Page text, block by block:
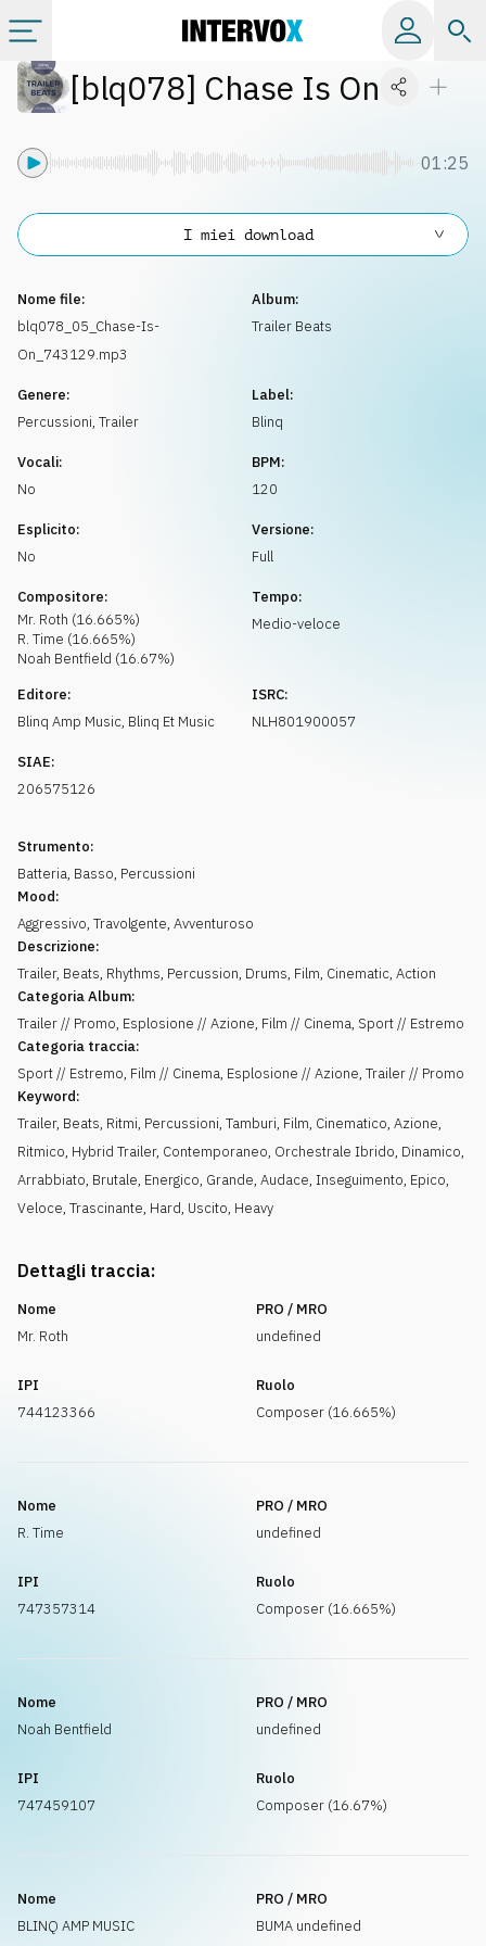
Categorie
Album
Playlist
Licenze
Info
[blq078] Chase Is On
01:25
Nome file:
blq078_05_Chase-Is-
On_743129.mp3
Album:
Trailer Beats
Genere:
Percussioni, Trailer
Label:
Blinq
Vocali:
No
BPM:
120
Esplicito:
No
Versione:
Full
Compositore:
Mr. Roth (16.665%)
R. Time (16.665%)
Noah Bentfield (16.67%)
Tempo:
Medio-veloce
Editore:
Blinq Amp Music, Blinq Et Music
ISRC:
NLH801900057
SIAE:
206575126
Strumento:
Batteria, Basso, Percussioni
Mood:
Aggressivo, Travolgente, Avventuroso
Descrizione:
Trailer, Beats, Rhythms, Percussion, Drums, Film, Cinematic, Action
Categoria Album:
Trailer // Promo, Esplosione // Azione, Film // Cinema, Sport // Estremo
Categoria traccia:
Sport // Estremo, Film // Cinema, Esplosione // Azione, Trailer // Promo
Keyword:
Trailer, Beats, Ritmi, Percussioni, Tamburi, Film, Cinematico, Azione,
Ritmico, Hybrid Trailer, Contemporaneo, Orchestrale Ibrido, Dinamico,
Arrabbiato, Brutale, Energico, Grande, Audace, Inseguimento, Epico,
Veloce, Trascinante, Hard, Uscito, Heavy
I miei download
Dettagli traccia:
Nome
Mr. Roth
PRO / MRO
undefined
IPI
744123366
Ruolo
Composer (16.665%)
Nome
R. Time
PRO / MRO
undefined
IPI
747357314
Ruolo
Composer (16.665%)
Nome
Noah Bentfield
PRO / MRO
undefined
IPI
747459107
Ruolo
Composer (16.67%)
Nome
BLINQ AMP MUSIC
PRO / MRO
BUMA undefined